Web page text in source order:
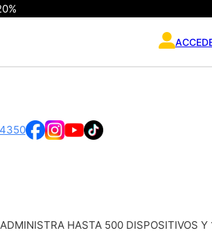
HASTA 500 DISPOSITIVOS Y